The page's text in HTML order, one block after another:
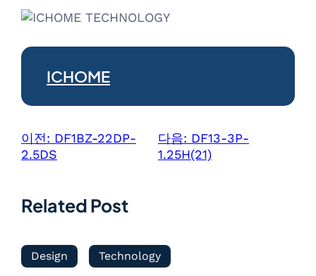
ICHOME
이전: DF1BZ-22DP-
2.5DS
다음: DF13-3P-
1.25H(21)
Related Post
Design Technology